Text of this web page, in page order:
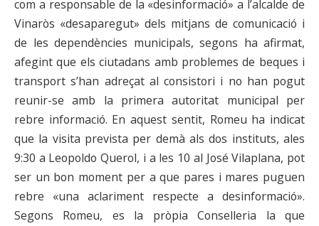
com a responsable de la «desinformació» a l’alcalde de
Vinaròs «desaparegut» dels mitjans de comunicació i
de les dependències municipals, segons ha afirmat,
afegint que els ciutadans amb problemes de beques i
transport s’han adreçat al consistori i no han pogut
reunir-se amb la primera autoritat municipal per
rebre informació. En aquest sentit, Romeu ha indicat
que la visita prevista per demà als dos instituts, ales
9:30 a Leopoldo Querol, i a les 10 al José Vilaplana, pot
ser un bon moment per a que pares i mares puguen
rebre «una aclariment respecte a desinformació».
Segons Romeu, es la pròpia Conselleria la que